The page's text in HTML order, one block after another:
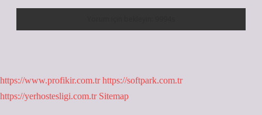
https://www.profikir.com.tr https://softpark.com.tr
https://yerhostesligi.com.tr Sitemap